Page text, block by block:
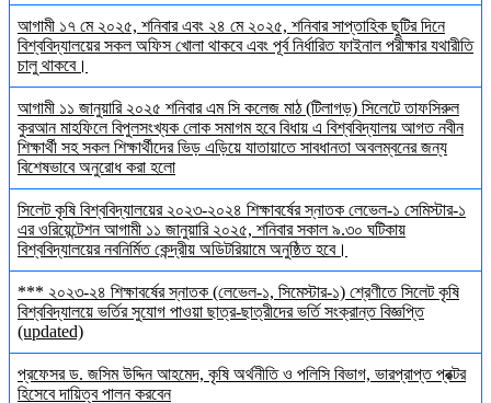
আগামী ১৭ মে ২০২৫, শনিবার এবং ২৪ মে ২০২৫, শনিবার সাপ্তাহিক ছুটির দিনে
বিশ্ববিদ্যালয়ের সকল অফিস খোলা থাকবে এবং পূর্ব নির্ধারিত ফাইনাল পরীক্ষার যথারীতি
চালু থাকবে।
আগামী ১১ জানুয়ারি ২০২৫ শনিবার এম সি কলেজ মাঠ (টিলাগড়) সিলেটে তাফসিরুল
কুরআন মাহফিলে বিপুলসংখ্যক লোক সমাগম হবে বিধায় এ বিশ্ববিদ্যালয় আগত নবীন
শিক্ষার্থী সহ সকল শিক্ষার্থীদের ভিড় এড়িয়ে যাতায়াতে সাবধানতা অবলম্বনের জন্য
বিশেষভাবে অনুরোধ করা হলো
সিলেট কৃষি বিশ্ববিদ্যালয়ের ২০২৩-২০২৪ শিক্ষাবর্ষের স্নাতক লেভেল-১ সেমিস্টার-১
এর ওরিয়েন্টেশন আগামী ১১ জানুয়ারি ২০২৫, শনিবার সকাল ৯.৩০ ঘটিকায়
বিশ্ববিদ্যালয়ের নবনির্মিত কেন্দ্রীয় অডিটরিয়ামে অনুষ্ঠিত হবে।
*** ২০২৩-২৪ শিক্ষাবর্ষের স্নাতক (লেভেল-১, সিমেস্টার-১) শ্রেণীতে সিলেট কৃষি
বিশ্ববিদ্যালয়ে ভর্তির সুযোগ পাওয়া ছাত্র-ছাত্রীদের ভর্তি সংক্রান্ত বিজ্ঞপ্তি
(updated)
প্রফেসর ড. জসিম উদ্দিন আহমেদ, কৃষি অর্থনীতি ও পলিসি বিভাগ, ভারপ্রাপ্ত প্রক্টর
হিসেবে দায়িত্ব পালন করবেন